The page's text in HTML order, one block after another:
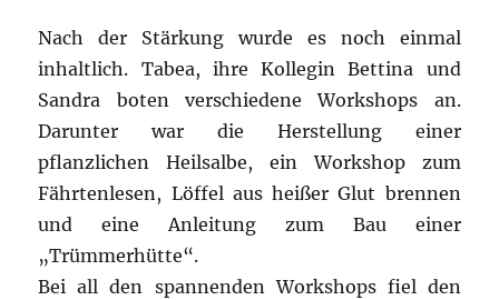
Nach der Stärkung wurde es noch einmal
inhaltlich. Tabea, ihre Kollegin Bettina und
Sandra boten verschiedene Workshops an.
Darunter war die Herstellung einer
pflanzlichen Heilsalbe, ein Workshop zum
Fährtenlesen, Löffel aus heißer Glut brennen
und eine Anleitung zum Bau einer
„Trümmerhütte“.
Bei all den spannenden Workshops fiel den